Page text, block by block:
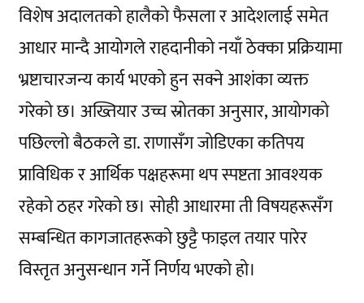
विशेष अदालतको हालैको फैसला र आदेशलाई समेत
आधार मान्दै आयोगले राहदानीको नयाँ ठेक्का प्रक्रियामा
भ्रष्टाचारजन्य कार्य भएको हुन सक्ने आशंका व्यक्त
गरेको छ। अख्तियार उच्च स्रोतका अनुसार, आयोगको
पछिल्लो बैठकले डा. राणासँग जोडिएका कतिपय
प्राविधिक र आर्थिक पक्षहरूमा थप स्पष्टता आवश्यक
रहेको ठहर गरेको छ। सोही आधारमा ती विषयहरूसँग
सम्बन्धित कागजातहरूको छुट्टै फाइल तयार पारेर
विस्तृत अनुसन्धान गर्ने निर्णय भएको हो।